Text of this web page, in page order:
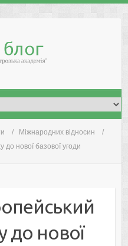
Міжнародних відносин
нової базової угоди
до нової